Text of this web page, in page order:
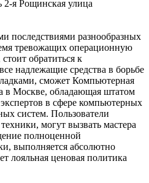
последствиями разнообразных
тревожащих операционную
обратиться к
надлежащие средства в борьбе
сможет Компьютерная
в Москве, обладающая штатом
в сфере компьютерных
систем. Пользователи
могут вызвать мастера
полноценной
выполняется абсолютно
лояльная ценовая политика